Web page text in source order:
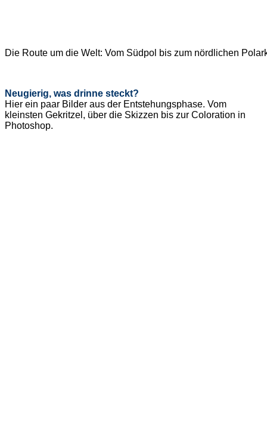
Die Route um die Welt: Vom Südpol bis zum nördlichen
Neugierig, was drinne steckt?
Hier ein paar Bilder aus der Entstehungsphase. Vom
kleinsten Gekritzel, über die Skizzen bis zur Coloration in
Photoshop.